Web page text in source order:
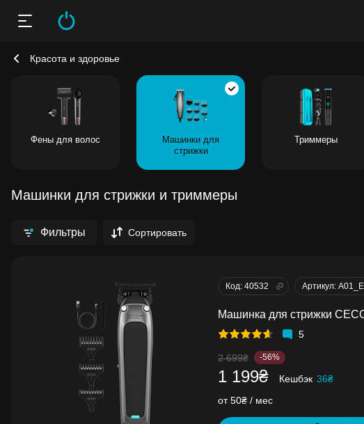
Красота и здоровье
Фены для волос
Машинки для
стрижки
Триммеры
Машинки для стрижки и триммеры
Фильтры Сортировать
Код: 40532 Артикул:
Машинка для стрижки
5
2 699₴ -56%
1 199₴ Кешбэк 36₴
от 50₴ / мес